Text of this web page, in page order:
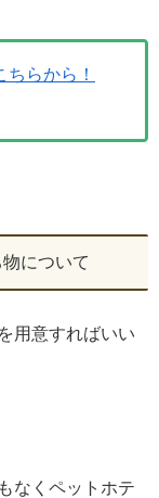
らから！
について
用意すればいい
なくペットホテ